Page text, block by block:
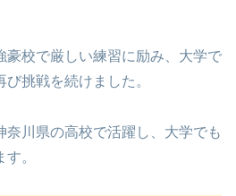
豪校で厳しい練習に励み、大学で
挑戦を続けました。
奈川県の高校で活躍し、大学でも
。